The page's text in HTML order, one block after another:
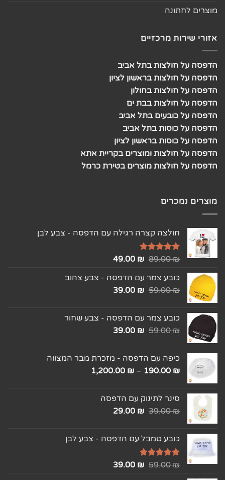
מוצרים לחתונה
אזורי שירות מרכזיים
הדפסה על חולצות בתל אביב
הדפסה על חולצות בראשון לציון
הדפסה על חולצות בחולון
הדפסה על חולצות בבת ים
הדפסה על כובעים בתל אביב
הדפסה על כוסות בתל אביב
הדפסה על כוסות בראשון לציון
הדפסה על חולצות ומוצרים בקריית אתא
הדפסה על חולצות מוצרים בטירת כרמל
מוצרים נמכרים
חולצה קצרה רגילה עם הדפסה - צבע לבן
דורג5.00
89.00₪
49.00 ₪
כובע צמר עם הדפסה - צבע צהוב
59.00₪
39.00 ₪
כובע צמר עם הדפסה - צבע שחור
59.00₪
39.00 ₪
כיפה עם הדפסה - מזכרת מבר המצווה
190.00 ₪
–
1,200.00 ₪
סינר לתינוק עם הדפסה
39.00₪
29.00 ₪
כובע טמבל עם הדפסה - צבע לבן
דורג5.00
59.00₪
39.00 ₪